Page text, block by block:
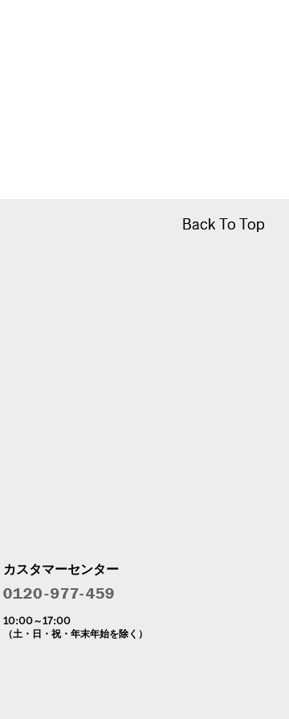
Back To Top
Back To Top
カスタマーセンター
10:00～17:00
（土・日・祝・年末年始を除く）